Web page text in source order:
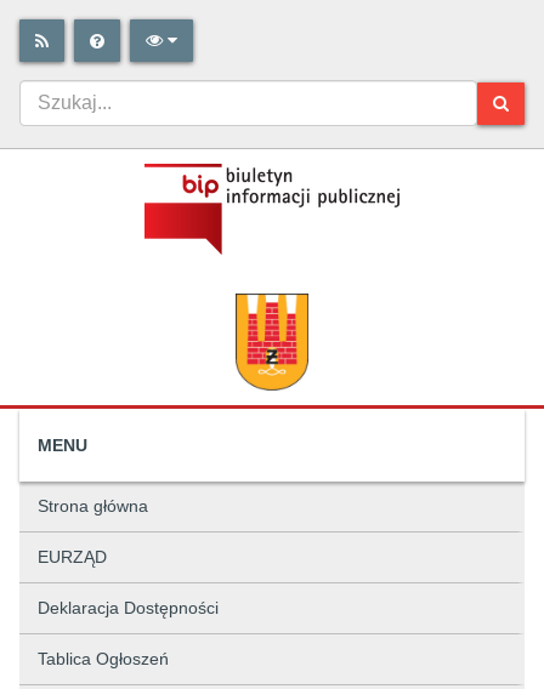
MENU
Strona główna
EURZĄD
Deklaracja Dostępności
Tablica Ogłoszeń